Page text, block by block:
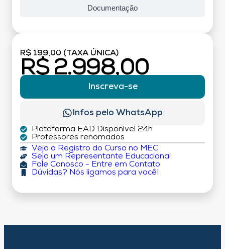
Documentação
R$ 199,00 (TAXA ÚNICA)
R$ 2.998,00
Inscreva-se
Infos pelo WhatsApp
Plataforma EAD Disponível 24h
Professores renomados
Veja o Registro do Curso no MEC
Seja um Representante Educacional
Fale Conosco - Entre em Contato
Dúvidas? Nós ligamos para você!